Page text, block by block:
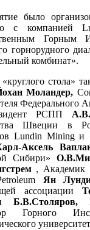
было
с компанией
Горным
горнорудного
комбинат».
стола»
Моландер,
Федерального
РСПП
Швеции в
Lundin Mining и
Аксель
Сибири»
,
Ян
ассоциации
Б.В.Столяров,
Горного